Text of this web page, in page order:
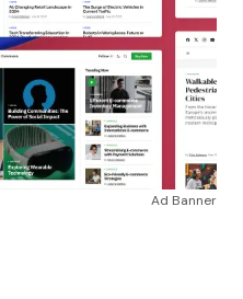
Ad Banner